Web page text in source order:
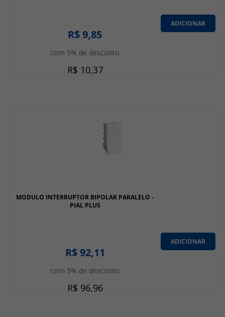
R$ 9,85
com 5% de desconto
R$ 10,37
ADICIONAR
MODULO INTERRUPTOR BIPOLAR PARALELO -
PIAL PLUS
R$ 92,11
com 5% de desconto
R$ 96,96
ADICIONAR